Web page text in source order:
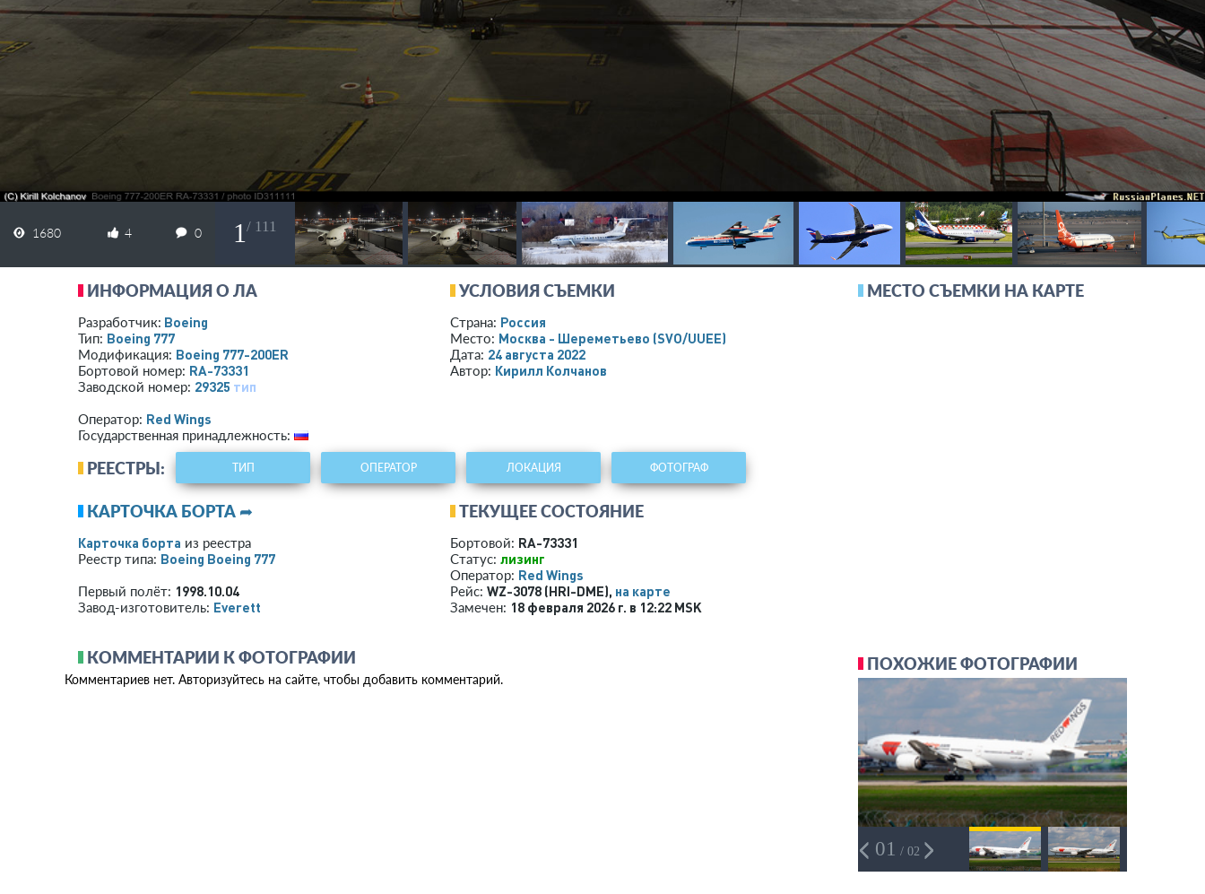
1680 4 0 1 / 111
ИНФОРМАЦИЯ О ЛА
Разработчик: Boeing
Тип: Boeing 777
Модификация: Boeing 777-200ER
Бортовой номер: RA-73331
Заводской номер: 29325 тип
Оператор: Red Wings
Государственная принадлежность:
УСЛОВИЯ СЪЕМКИ
Страна: Россия
Место: Москва - Шереметьево (SVO/UUEE)
Дата: 24 августа 2022
Автор: Кирилл Колчанов
РЕЕСТРЫ: ТИП ОПЕРАТОР ЛОКАЦИЯ ФОТОГРАФ
КАРТОЧКА БОРТА ➦
Карточка борта из реестра
Реестр типа: Boeing Boeing 777
Первый полёт: 1998.10.04
Завод-изготовитель: Everett
ТЕКУЩЕЕ СОСТОЯНИЕ
Бортовой: RA-73331
Статус: лизинг
Оператор: Red Wings
Рейс: WZ-3078 (HRI-DME), на карте
Замечен: 18 февраля 2026 г. в 12:22 MSK
КОММЕНТАРИИ К ФОТОГРАФИИ
Комментариев нет. Авторизуйтесь на сайте, чтобы добавить комментарий.
МЕСТО СЪЕМКИ НА КАРТЕ
ПОХОЖИЕ ФОТОГРАФИИ
01 / 02